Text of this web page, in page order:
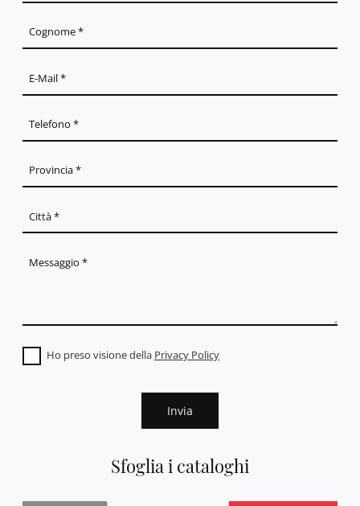
Sfoglia i cataloghi
Ho preso visione della Privacy Policy
Invia